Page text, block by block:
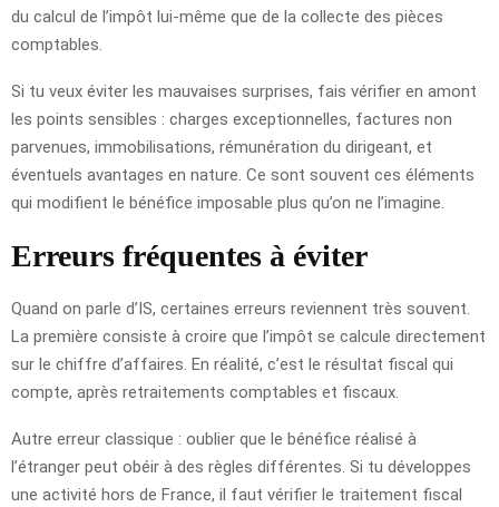
du calcul de l’impôt lui-même que de la collecte des pièces
comptables.
Si tu veux éviter les mauvaises surprises, fais vérifier en amont
les points sensibles : charges exceptionnelles, factures non
parvenues, immobilisations, rémunération du dirigeant, et
éventuels avantages en nature. Ce sont souvent ces éléments
qui modifient le bénéfice imposable plus qu’on ne l’imagine.
Erreurs fréquentes à éviter
Quand on parle d’IS, certaines erreurs reviennent très souvent.
La première consiste à croire que l’impôt se calcule directement
sur le chiffre d’affaires. En réalité, c’est le résultat fiscal qui
compte, après retraitements comptables et fiscaux.
Autre erreur classique : oublier que le bénéfice réalisé à
l’étranger peut obéir à des règles différentes. Si tu développes
une activité hors de France, il faut vérifier le traitement fiscal